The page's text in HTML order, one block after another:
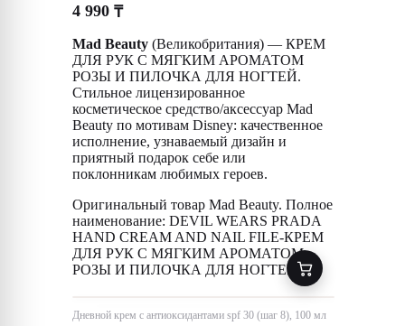
4 990 ₸
Mad Beauty (Великобритания) — КРЕМ
ДЛЯ РУК С МЯГКИМ АРОМАТОМ
РОЗЫ И ПИЛОЧКА ДЛЯ НОГТЕЙ.
Стильное лицензированное
косметическое средство/аксессуар Mad
Beauty по мотивам Disney: качественное
исполнение, узнаваемый дизайн и
приятный подарок себе или
поклонникам любимых героев.
Оригинальный товар Mad Beauty. Полное
наименование: DEVIL WEARS PRADA
HAND CREAM AND NAIL FILE-КРЕМ
ДЛЯ РУК С МЯГКИМ АРОМАТОМ
РОЗЫ И ПИЛОЧКА ДЛЯ НОГТЕЙ .
Дневной крем с антиоксидантами spf 30 (шаг 8), 100 мл